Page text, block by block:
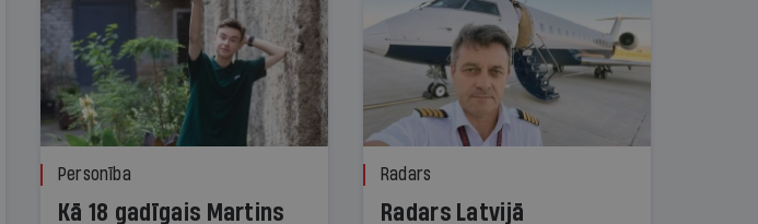
Personība
Kā 18 gadīgais Martins
Radars
Radars Latvijā